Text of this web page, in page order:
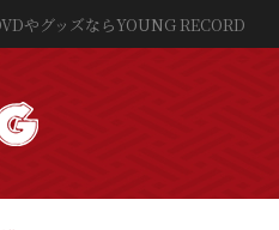
やグッズならYOUNG RECORD